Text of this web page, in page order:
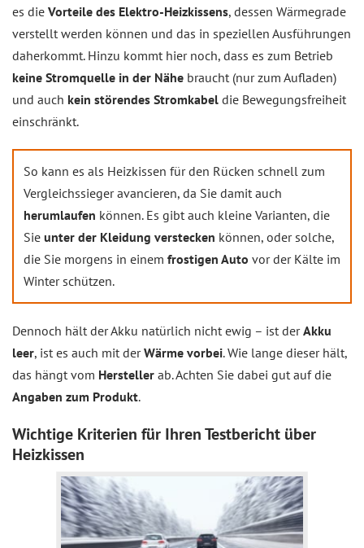
es die Vorteile des Elektro-Heizkissens, dessen Wärmegrade
verstellt werden können und das in speziellen Ausführungen
daherkommt. Hinzu kommt hier noch, dass es zum Betrieb
keine Stromquelle in der Nähe braucht (nur zum Aufladen)
und auch kein störendes Stromkabel die Bewegungsfreiheit
einschränkt.
So kann es als Heizkissen für den Rücken schnell zum
Vergleichssieger avancieren, da Sie damit auch
herumlaufen können. Es gibt auch kleine Varianten, die
Sie unter der Kleidung verstecken können, oder solche,
die Sie morgens in einem frostigen Auto vor der Kälte im
Winter schützen.
Dennoch hält der Akku natürlich nicht ewig – ist derAkku
leer, ist es auch mit derWärme vorbei. Wie lange dieser hält,
das hängt vom Hersteller ab. Achten Sie dabei gut auf die
Angaben zum Produkt.
Wichtige Kriterien für Ihren Testbericht über
Heizkissen